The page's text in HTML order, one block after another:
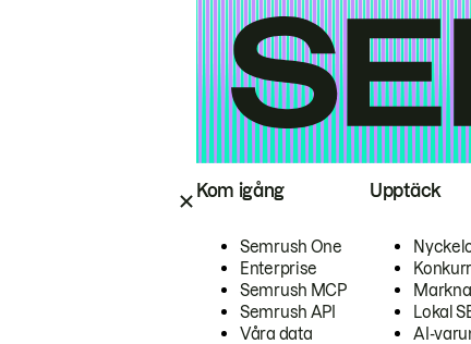
Kom igång
Semrush One
Enterprise
Semrush MCP
Semrush API
Våra data
Upptäck
Lokal
AI-